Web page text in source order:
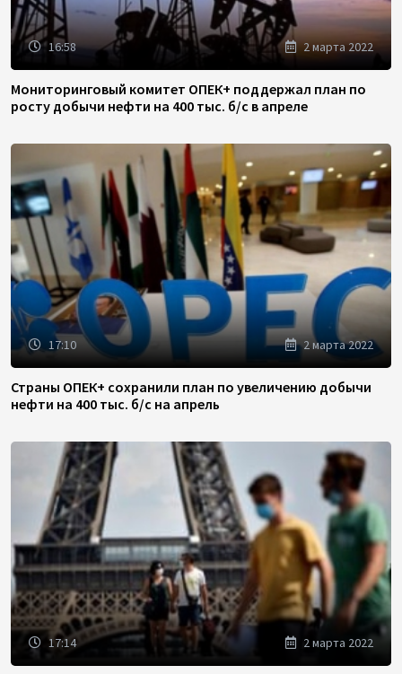
16:58 2 марта 2022
Мониторинговый комитет ОПЕК+ поддержал план по
росту добычи нефти на 400 тыс. б/с в апреле
17:10 2 марта 2022
Страны ОПЕК+ сохранили план по увеличению добычи
нефти на 400 тыс. б/с на апрель
17:14 2 марта 2022